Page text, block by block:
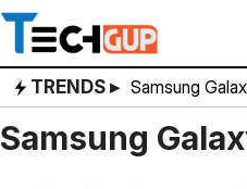
TRENDS ▸ Samsung
Samsung